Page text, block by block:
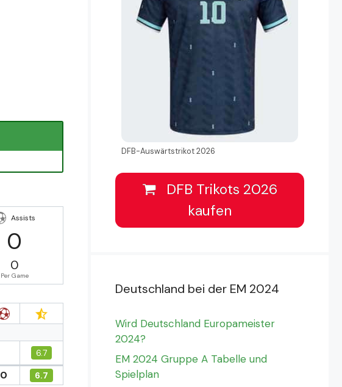
Assists
0
0
Per Game
6.7
0 6.7
DFB-Auswärtstrikot 2026
DFB Trikots 2026
kaufen
Deutschland bei der EM 2024
Wird Deutschland Europameister
2024?
EM 2024 Gruppe A Tabelle und
Spielplan